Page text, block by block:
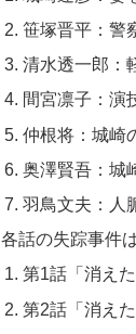
笹塚晋平：警
清水透一郎：
間宮凛子：演
仲根将：城崎
奥澤賢吾：城
羽鳥文夫：人
各話の失踪事件
第1話「消え
第2話「消え